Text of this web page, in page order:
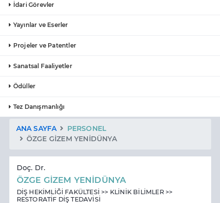
İdari Görevler
Yayınlar ve Eserler
Projeler ve Patentler
Sanatsal Faaliyetler
Ödüller
Tez Danışmanlığı
ANA SAYFA
PERSONEL
ÖZGE GİZEM YENİDÜNYA
Doç. Dr.
ÖZGE GİZEM YENİDÜNYA
DİŞ HEKİMLİĞİ FAKÜLTESİ >> KLİNİK BİLİMLER >>
RESTORATİF DİŞ TEDAVİSİ